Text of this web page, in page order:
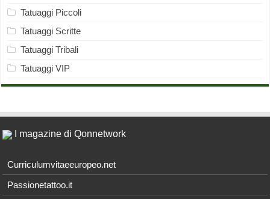
Tatuaggi Piccoli
Tatuaggi Scritte
Tatuaggi Tribali
Tatuaggi VIP
I magazine di Qonnetwork
Curriculumvitaeeuropeo.net
Passionetattoo.it